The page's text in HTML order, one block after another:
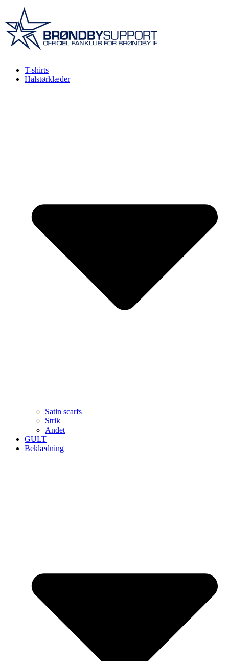
Videre
indhold
T-shirts
Halstørklæder
Satin scarfs
Strik
Andet
GULT
Beklædning